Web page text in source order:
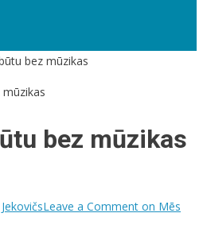
bez mūzikas
bez mūzikas
Leave a Comment on Mēs